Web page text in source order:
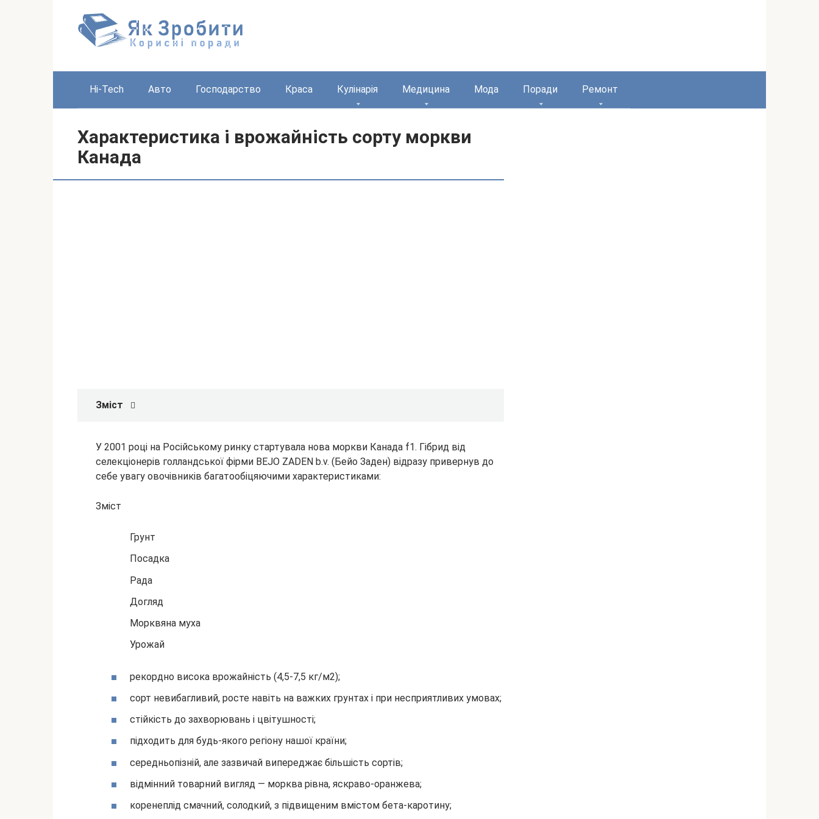
Hi-Tech Авто Господарство Краса Кулінарія Медицина Мода Поради Ремонт
Характеристика і врожайність сорту моркви
Канада
Зміст
У 2001 році на Російському ринку стартувала нова моркви Канада f1. Гібрид від
селекціонерів голландської фірми BEJO ZADEN b.v. (Бейо Заден) відразу привернув до
себе увагу овочівників багатообіцяючими характеристиками:
Зміст
Грунт
Посадка
Рада
Догляд
Морквяна муха
Урожай
рекордно висока врожайність (4,5-7,5 кг/м2);
сорт невибагливий, росте навіть на важких грунтах і при несприятливих умовах;
стійкість до захворювань і цвітушності;
підходить для будь-якого регіону нашої країни;
середньопізній, але зазвичай випереджає більшість сортів;
відмінний товарний вигляд — морква рівна, яскраво-оранжева;
коренеплід смачний, солодкий, з підвищеним вмістом бета-каротину;